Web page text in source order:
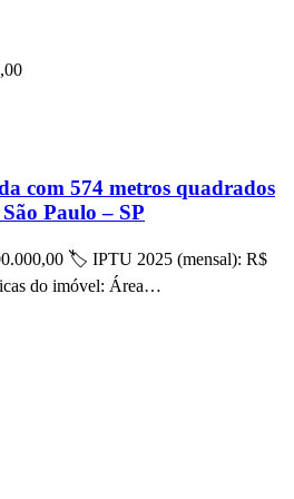
com 574 metros quadrados
Paulo – SP
🏷 IPTU 2025 (mensal): R$
do imóvel: Área…